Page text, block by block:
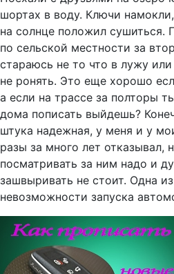
шортах в воду. Ключи
на солнце положил
по сельской местности за
стараюсь не то что в лужу
не ронять. Это еще хорошо
а если на трассе за полторы
дома пописать выйдешь?
штука надежная, у меня и у
разы за много лет отказывал,
посматривать за ним надо и
зашвыривать не стоит. Одна
невозможности запуска